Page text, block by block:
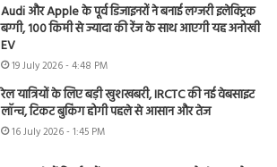
Audi और Apple के पूर्व डिजाइनरों ने बनाई लग्जरी इलेक्ट्रिक
बग्गी, 100 किमी से ज्यादा की रेंज के साथ आएगी यह अनोखी
EV
19 July 2026 - 4:48 PM
रेल यात्रियों के लिए बड़ी खुशखबरी, IRCTC की नई वेबसाइट
लॉन्च, टिकट बुकिंग होगी पहले से आसान और तेज
16 July 2026 - 1:45 PM